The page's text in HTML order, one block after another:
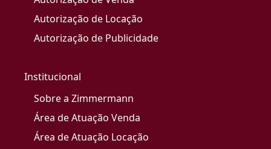
Autorização de Locação
Autorização de Publicidade
Institucional
Sobre a Zimmermann
Área de Atuação Venda
Área de Atuação Locação